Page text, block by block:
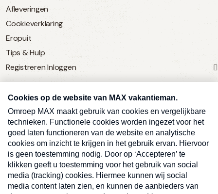
Afleveringen
Cookieverklaring
Eropuit
Tips & Hulp
Registreren Inloggen
SERVICE
Over Omroep MAX
MAX Vandaag
MAX Meldpunt
Pers
Contact
Algemene voorwaarden